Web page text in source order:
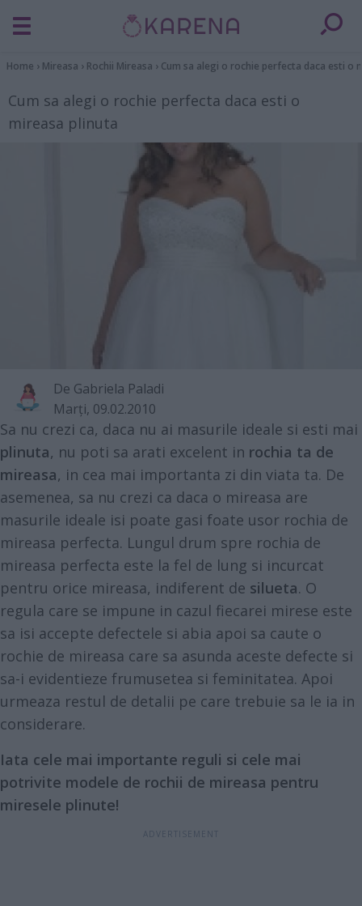
Home › Mireasa › Rochii Mireasa › Cum sa alegi o rochie perfecta daca esti o
Cum sa alegi o rochie perfecta daca esti o
mireasa plinuta
De Gabriela Paladi
Marţi, 09.02.2010
Sa nu crezi ca, daca nu ai masurile ideale si esti mai
plinuta, nu poti sa arati excelent in rochia ta de
mireasa, in cea mai importanta zi din viata ta. De
asemenea, sa nu crezi ca daca o mireasa are
masurile ideale isi poate gasi foate usor rochia de
mireasa perfecta. Lungul drum spre rochia de
mireasa perfecta este la fel de lung si incurcat
pentru orice mireasa, indiferent de silueta. O
regula care se impune in cazul fiecarei mirese este
sa isi accepte defectele si abia apoi sa caute o
rochie de mireasa care sa asunda aceste defecte si
sa-i evidentieze frumusetea si feminitatea. Apoi
urmeaza restul de detalii pe care trebuie sa le ia in
considerare.
Iata cele mai importante reguli si cele mai
potrivite modele de rochii de mireasa pentru
miresele plinute!